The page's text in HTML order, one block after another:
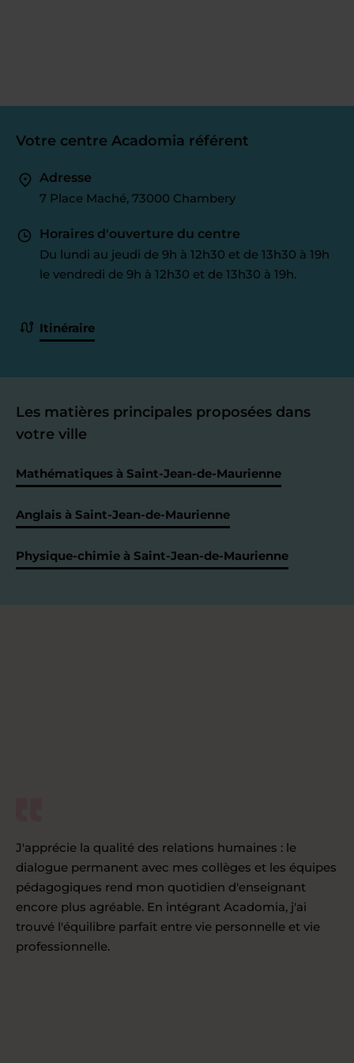
Votre centre Acadomia référent
Adresse
7 Place Maché, 73000 Chambery
Horaires d'ouverture du centre
Du lundi au jeudi de 9h à 12h30 et de 13h30 à 19h
le vendredi de 9h à 12h30 et de 13h30 à 19h.
Itinéraire
Les matières principales proposées dans
votre ville
Mathématiques à Saint-Jean-de-Maurienne
Anglais à Saint-Jean-de-Maurienne
Physique-chimie à Saint-Jean-de-Maurienne
J'apprécie la qualité des relations humaines : le
dialogue permanent avec mes collèges et les équipes
pédagogiques rend mon quotidien d'enseignant
encore plus agréable. En intégrant Acadomia, j'ai
trouvé l'équilibre parfait entre vie personnelle et vie
professionnelle.